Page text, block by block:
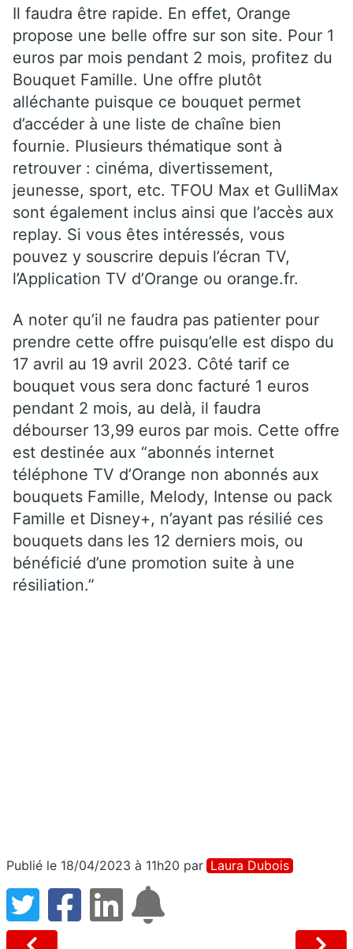
Il faudra être rapide. En effet, Orange
propose une belle offre sur son site. Pour 1
euros par mois pendant 2 mois, profitez du
Bouquet Famille. Une offre plutôt
alléchante puisque ce bouquet permet
d’accéder à une liste de chaîne bien
fournie. Plusieurs thématique sont à
retrouver : cinéma, divertissement,
jeunesse, sport, etc. TFOU Max et GulliMax
sont également inclus ainsi que l’accès aux
replay. Si vous êtes intéressés, vous
pouvez y souscrire depuis l’écran TV,
l’Application TV d’Orange ou orange.fr.
A noter qu’il ne faudra pas patienter pour
prendre cette offre puisqu’elle est dispo du
17 avril au 19 avril 2023. Côté tarif ce
bouquet vous sera donc facturé 1 euros
pendant 2 mois, au delà, il faudra
débourser 13,99 euros par mois. Cette offre
est destinée aux “abonnés internet
téléphone TV d’Orange non abonnés aux
bouquets Famille, Melody, Intense ou pack
Famille et Disney+, n’ayant pas résilié ces
bouquets dans les 12 derniers mois, ou
bénéficié d’une promotion suite à une
résiliation.”
Publié le 18/04/2023 à 11h20 par Laura Dubois